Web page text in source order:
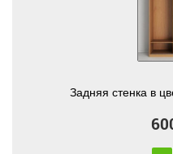
Задняя стенка в